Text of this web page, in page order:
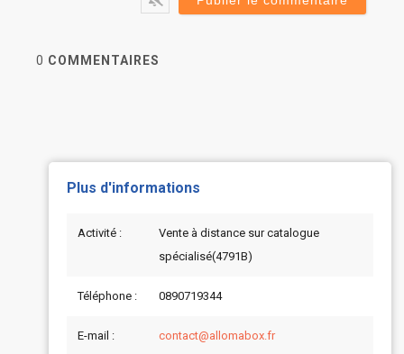
0 COMMENTAIRES
Plus d'informations
Activité :
Vente à distance sur catalogue
spécialisé(4791B)
Téléphone : 0890719344
E-mail : contact@allomabox.fr